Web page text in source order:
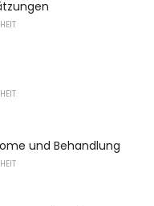
und Behandlung